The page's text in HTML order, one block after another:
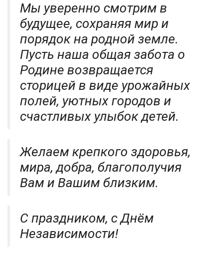
Мы уверенно смотрим в
будущее, сохраняя мир и
порядок на родной земле.
Пусть наша общая забота о
Родине возвращается
сторицей в виде урожайных
полей, уютных городов и
счастливых улыбок детей.
Желаем крепкого здоровья,
мира, добра, благополучия
Вам и Вашим близким.
С праздником, с Днём
Независимости!